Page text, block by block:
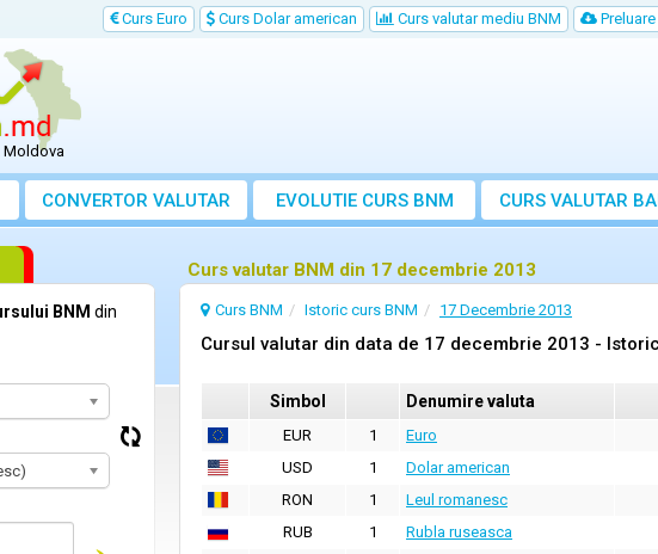
Curs Euro Curs Dolar american Curs valutar mediu BNM
Moldova
CONVERTOR VALUTAR EVOLUTIE CURS BNM CURS VALUTAR
Curs valutar BNM din 17 decembrie 2013
Curs BNM Istoric curs BNM 17 Decembrie 2013
Cursul valutar din data de 17 decembrie 2013 -
Simbol Denumire valuta
EUR 1 Euro
USD
1 Dolar american
RON
1 Leul romanesc
RUB
1 Rubla ruseasca
BNM din